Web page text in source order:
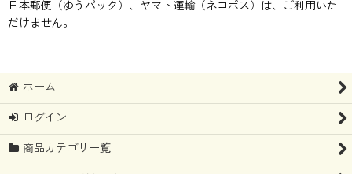
日本郵便（ゆうパック）、ヤマト運輸（ネコポス）は、ご利用いた
だけません。
ホーム
ログイン
商品カテゴリ一覧